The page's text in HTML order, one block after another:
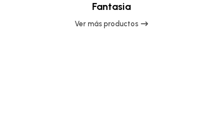
Fantasia
Ver más productos